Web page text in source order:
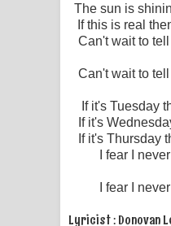
The sun is
If this is real
Can't wait to
Can't wait to
If it's Tuesday
If it's
If it's Thursday
I fear I
I fear I
Lyricist : Donovan